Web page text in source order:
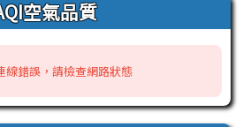
空氣品質
錯誤，請檢查網路狀態